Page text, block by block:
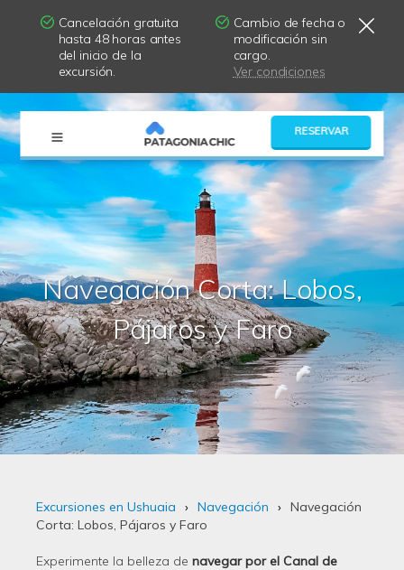
Cancelación gratuita
hasta 48 horas antes
del inicio de la
excursión.
Cambio de fecha o
modificación sin
cargo.
Ver condiciones
RESERVAR
×
Navegación Corta: Lobos,
Pájaros y Faro
Excursiones en Ushuaia Navegación
Navegación
Corta: Lobos, Pájaros y Faro
Experimente la belleza de navegar por el Canal de